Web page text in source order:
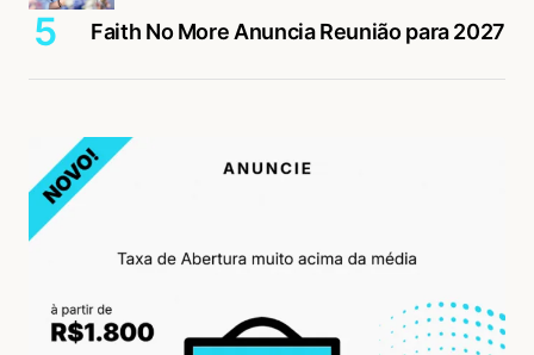
Faith No More Anuncia Reunião para 2027